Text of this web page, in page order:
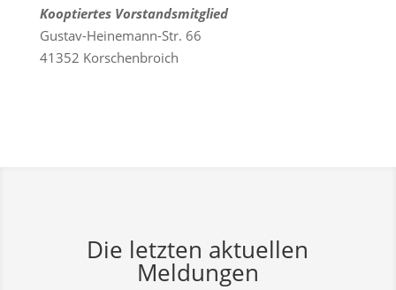
Kooptiertes Vorstandsmitglied
Gustav-Heinemann-Str. 66
41352 Korschenbroich
Die letzten aktuellen
Meldungen